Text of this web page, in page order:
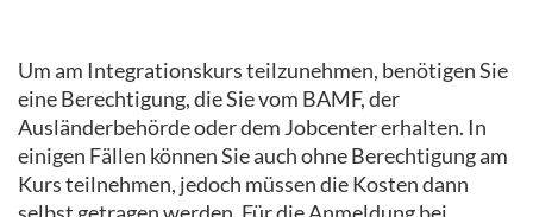
Um am Integrationskurs teilzunehmen, benötigen Sie
eine Berechtigung, die Sie vom BAMF, der
Ausländerbehörde oder dem Jobcenter erhalten. In
einigen Fällen können Sie auch ohne Berechtigung am
Kurs teilnehmen, jedoch müssen die Kosten dann
selbst getragen werden. Für die Anmeldung bei